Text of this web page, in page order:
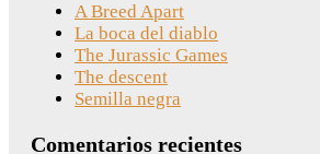
A Breed Apart
La boca del diablo
The Jurassic Games
The descent
Semilla negra
Comentarios recientes